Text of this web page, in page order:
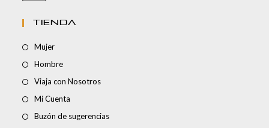
TIENDA
Mujer
Hombre
Viaja con Nosotros
Mi Cuenta
Buzón de sugerencias